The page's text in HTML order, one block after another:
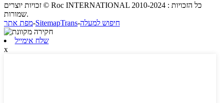
זכויות יוצרים © Roc INTERNATIONAL 2010-2024 : כל הזכויות
שמורות.
מפת אתר-SitemapTrans-חיפוש למעלה
שלח אימייל
x